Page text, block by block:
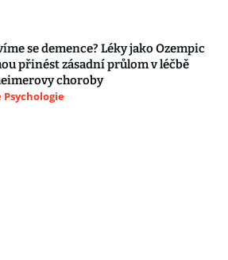
se demence? Léky jako Ozempic
přinést zásadní průlom v léčbě
choroby
Psychologie